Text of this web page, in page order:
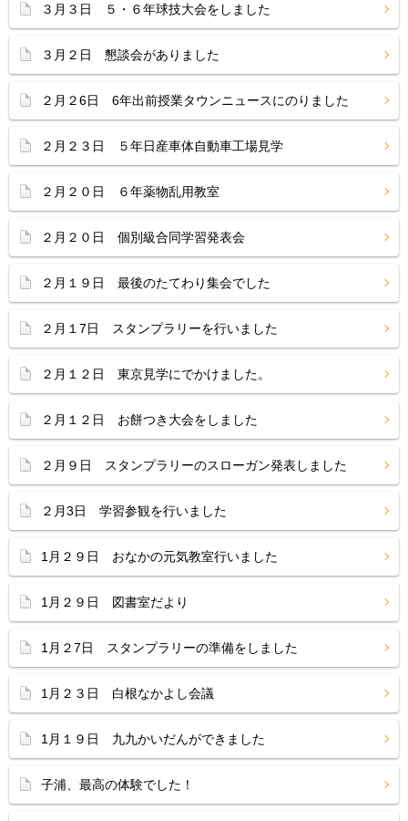
３月３日 ５・６年球技大会をしました
３月２日 懇談会がありました
２月２6日 6年出前授業タウンニュースにのりました
２月２３日 ５年日産車体自動車工場見学
２月２０日 ６年薬物乱用教室
２月２０日 個別級合同学習発表会
２月１９日 最後のたてわり集会でした
２月１7日 スタンプラリーを行いました
２月１２日 東京見学にでかけました。
２月１２日 お餅つき大会をしました
２月９日 スタンプラリーのスローガン発表しました
２月3日 学習参観を行いました
1月２９日 おなかの元気教室行いました
1月２９日 図書室だより
1月２7日 スタンプラリーの準備をしました
1月２３日 白根なかよし会議
1月１９日 九九かいだんができました
子浦、最高の体験でした！